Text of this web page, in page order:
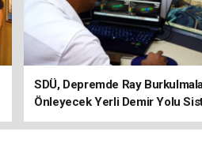
SDÜ, Depremde Ray
Önleyecek Yerli Demir Yolu
Geliştiriyor